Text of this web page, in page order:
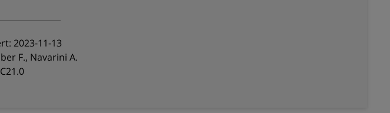
2023-11-13
F., Navarini A.